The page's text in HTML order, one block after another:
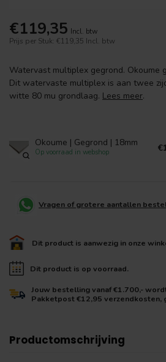
€119,35 Incl. btw
Prijs per Stuk: €119,35 Incl. btw
Watervast multiplex gegrond. Okoume
Dit watervaste multiplex is aan twee
witte 80 mu grondlaag. Lees meer.
Okoume | Gegrond | 18mm
Op voorraad in webshop
Vragen of grotere aantallen
Dit product is aanwezig in onze
Dit product is op voorraad.
Jouw bestelling vanaf €1.700,-
Pakketpost €12,95 verzendkosten,
Productomschrijving